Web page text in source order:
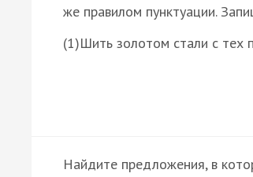
же правилом пунктуации.
(1)Шить золотом стали с тех
Найдите предложения, в